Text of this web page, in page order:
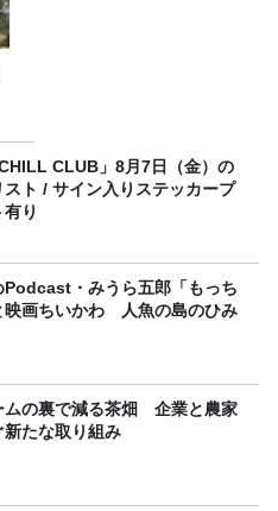
CHILL CLUB」8月7日（金）の
スト / サイン入りステッカープ
り
Podcast・みうら五郎「もっち
映画ちいかわ 人魚の島のひみ
ムの裏で減る茶畑 企業と農家
新たな取り組み